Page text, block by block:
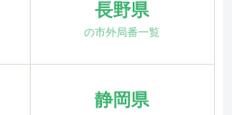
長野県
の市外局番一覧
静岡県